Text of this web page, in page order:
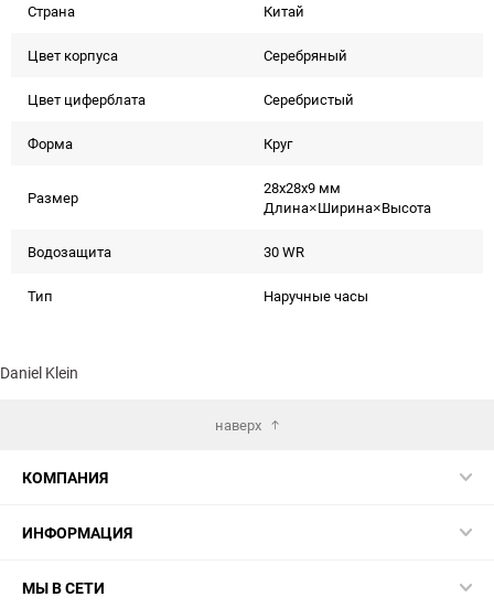
Страна Китай
Цвет корпуса Серебряный
Цвет циферблата Серебристый
Форма Круг
Размер
28x28x9 мм
Длина×Ширина×Высота
Водозащита 30 WR
Тип Наручные часы
Daniel Klein
наверх
КОМПАНИЯ
ИНФОРМАЦИЯ
МЫ В СЕТИ